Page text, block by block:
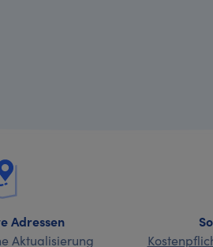
Adressen
Aktualisierung